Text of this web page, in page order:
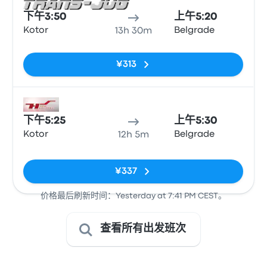
下午3:50
Kotor 13h 30m
上午5:20
Belgrade
¥313
下午5:25
Kotor 12h 5m
上午5:30
Belgrade
¥337
价格最后刷新时间：Yesterday at 7:41 PM CEST。
查看所有出发班次